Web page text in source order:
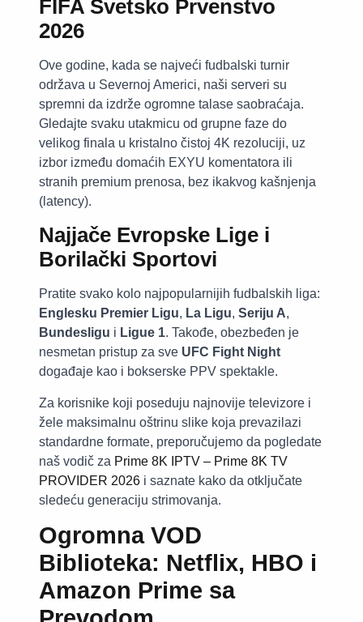
FIFA Svetsko Prvenstvo
2026
Ove godine, kada se najveći fudbalski turnir
održava u Severnoj Americi, naši serveri su
spremni da izdrže ogromne talase saobraćaja.
Gledajte svaku utakmicu od grupne faze do
velikog finala u kristalno čistoj 4K rezoluciji, uz
izbor između domaćih EXYU komentatora ili
stranih premium prenosa, bez ikakvog kašnjenja
(latency).
Najjače Evropske Lige i
Borilački Sportovi
Pratite svako kolo najpopularnijih fudbalskih liga:
Englesku Premier Ligu, La Ligu, Seriju A,
Bundesligu i Ligue 1. Takođe, obezbeđen je
nesmetan pristup za sve UFC Fight Night
događaje kao i bokserske PPV spektakle.
Za korisnike koji poseduju najnovije televizore i
žele maksimalnu oštrinu slike koja prevazilazi
standardne formate, preporučujemo da pogledate
naš vodič za Prime 8K IPTV – Prime 8K TV
PROVIDER 2026 i saznate kako da otključate
sledeću generaciju strimovanja.
Ogromna VOD
Biblioteka: Netflix, HBO i
Amazon Prime sa